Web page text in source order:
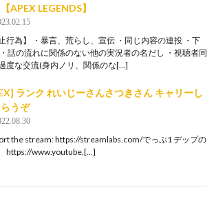
APEX LEGENDS】
止行為】 ・暴言、荒らし、宣伝 ・同じ内容の連投 ・下
話の流れに関係のない他の実況者の名だし ・視聴者同
度な交流(身内ノリ、関係のな[…]
ランク れいじーさんさつきさん キャリーし
うぞ
the stream: https://streamlabs.com/でっぷ1 デップの
www.youtube.[…]